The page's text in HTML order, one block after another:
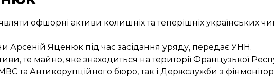
офшорні активи колишніх та теперішніх українських
Арсеній Яценюк під час засідання уряду, передає УНН.
те майно, яке знаходиться на території Французької
та Антикорупційного бюро, так і Держслужби з